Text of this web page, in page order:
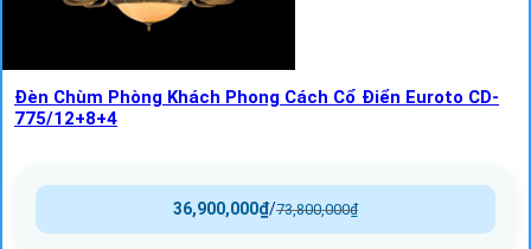
Đèn Chùm Phòng Khách Phong Cách Cổ Điển Euroto CD-
775/12+8+4
73,800,000₫
/
36,900,000₫